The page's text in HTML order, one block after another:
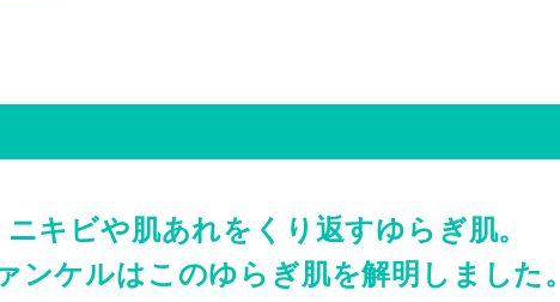
ニキビや肌あれをくり返すゆらぎ肌。
ンケルはこのゆらぎ肌を解明しました。